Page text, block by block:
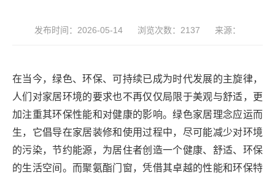
发布时间：2026-05-14 浏览次数：2137 来源：
在当今，绿色、环保、可持续已成为时代发展的主旋律，
人们对家居环境的要求也不再仅仅局限于美观与舒适，更
加注重其环保性能和对健康的影响。绿色家居理念应运而
生，它倡导在家居装修和使用过程中，尽可能减少对环境
的污染，节约能源，为居住者创造一个健康、舒适、环保
的生活空间。而聚氨酯门窗，凭借其卓越的性能和环保特